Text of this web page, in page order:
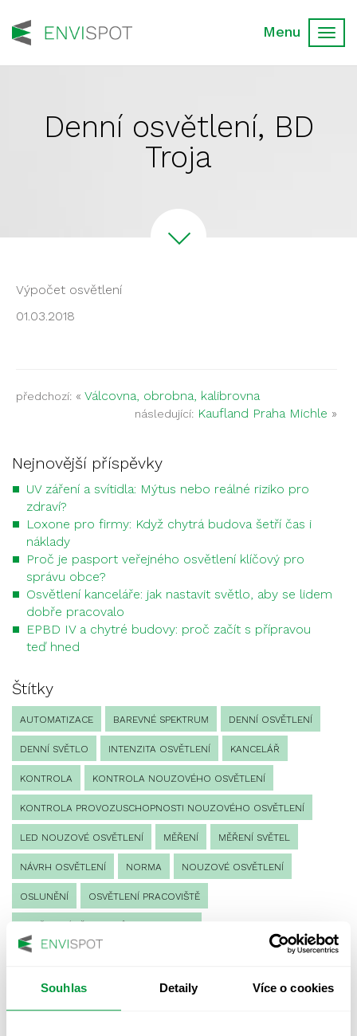
Souhlas Detaily Více o cookies
Denní osvětlení, BD
Troja
Výpočet osvětlení
01.03.2018
předchozí: « Válcovna, obrobna, kalibrovna
následující: Kaufland Praha Michle »
Nejnovější příspěvky
UV záření a svítidla: Mýtus nebo reálné riziko pro
zdraví?
Loxone pro firmy: Když chytrá budova šetří čas i
náklady
Proč je pasport veřejného osvětlení klíčový pro
správu obce?
Osvětlení kanceláře: jak nastavit světlo, aby se lidem
dobře pracovalo
EPBD IV a chytré budovy: proč začít s přípravou
teď hned
Štítky
AUTOMATIZACE BAREVNÉ SPEKTRUM DENNÍ OSVĚTLENÍ
DENNÍ SVĚTLO INTENZITA OSVĚTLENÍ KANCELÁŘ
KONTROLA KONTROLA NOUZOVÉHO OSVĚTLENÍ
KONTROLA PROVOZUSCHOPNOSTI NOUZOVÉHO OSVĚTLENÍ
LED NOUZOVÉ OSVĚTLENÍ MĚŘENÍ MĚŘENÍ SVĚTEL
NÁVRH OSVĚTLENÍ NORMA NOUZOVÉ OSVĚTLENÍ
OSLUNĚNÍ OSVĚTLENÍ PRACOVIŠTĚ
OSVĚTLENÍ SPORTOVIŠŤ
PROTIPANICKÉ OSVĚTLENÍ
PROVOZNÍ DENÍK NOUZOVÉHO OSVĚTLENÍ